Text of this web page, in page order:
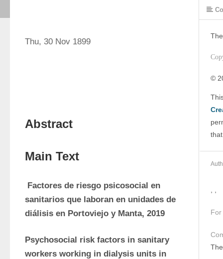
Thu, 30 Nov 1899
Abstract
Main Text
sanitarios que laboran en unidades de
diálisis en Portoviejo y Manta, 2019
Psychosocial risk factors in sanitary
workers working in dialysis units in
©